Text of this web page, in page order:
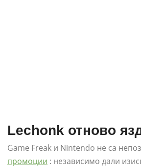
Lechonk отново
Game Freak и Nintendo не са
промоции : независимо дали